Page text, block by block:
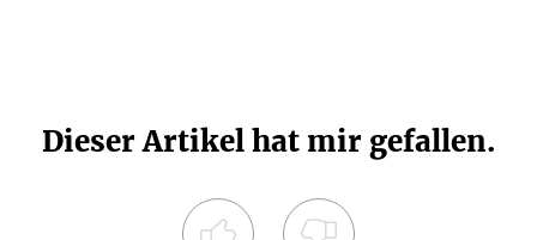
Dieser Artikel hat mir gefallen.